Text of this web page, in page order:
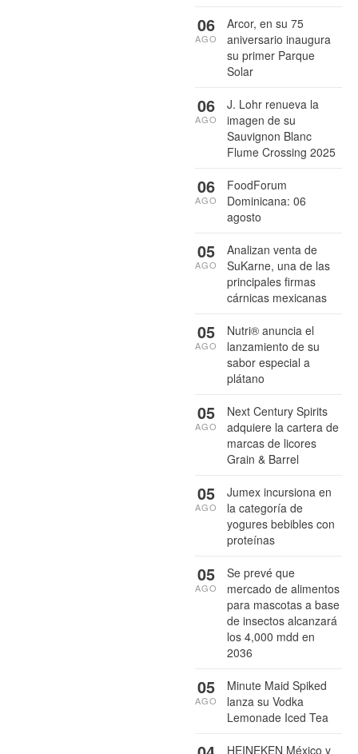
Arcor, en su 75
aniversario inaugura
su primer Parque
Solar
06
AGO
J. Lohr renueva la
imagen de su
Sauvignon Blanc
Flume Crossing 2025
06
AGO
FoodForum
Dominicana: 06
agosto
06
AGO
Analizan venta de
SuKarne, una de las
principales firmas
cárnicas mexicanas
05
AGO
Nutri® anuncia el
lanzamiento de su
sabor especial a
plátano
05
AGO
Next Century Spirits
adquiere la cartera de
marcas de licores
Grain & Barrel
05
AGO
Jumex incursiona en
la categoría de
yogures bebibles con
proteínas
05
AGO
Se prevé que
mercado de alimentos
para mascotas a base
de insectos alcanzará
los 4,000 mdd en
2036
05
AGO
Minute Maid Spiked
lanza su Vodka
Lemonade Iced Tea
05
AGO
HEINEKEN México y